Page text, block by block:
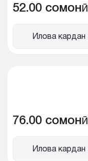
52.00 сомонӣ
Илова кардан
76.00 сомонӣ
Илова кардан